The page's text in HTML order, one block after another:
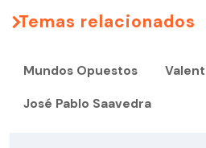
Temas relacionados
Mundos Opuestos
José Pablo Saavedra